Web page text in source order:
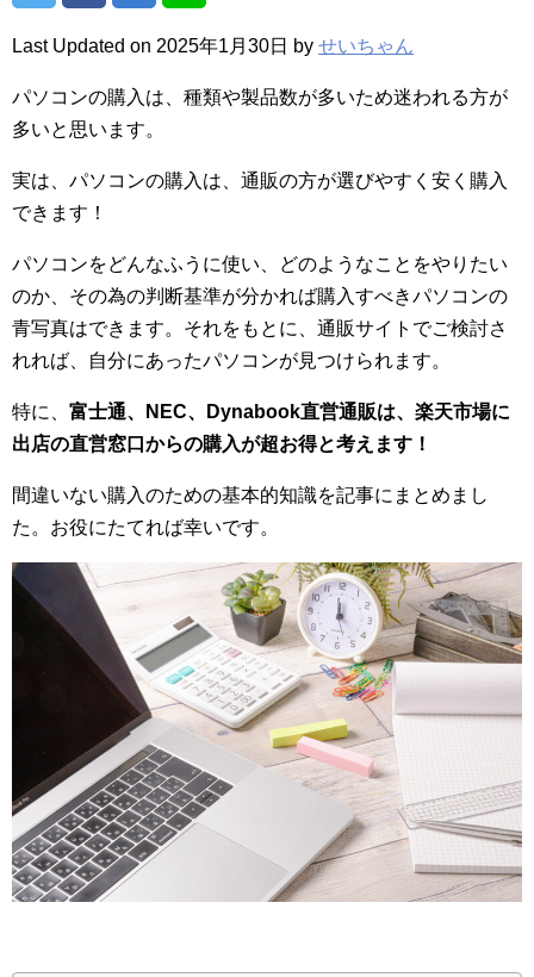
Last Updated on 2025年1月30日 by せいちゃん
パソコンの購入は、種類や製品数が多いため迷われる方が
多いと思います。
実は、パソコンの購入は、通販の方が選びやすく安く購入
できます！
パソコンをどんなふうに使い、どのようなことをやりたい
のか、その為の判断基準が分かれば購入すべきパソコンの
青写真はできます。それをもとに、通販サイトでご検討さ
れれば、自分にあったパソコンが見つけられます。
特に、 富士通、NEC、Dynabook直営通販は、楽天市場に
出店の直営窓口からの購入が超お得と考えます！
間違いない購入のための基本的知識を記事にまとめまし
た。お役にたてれば幸いです。